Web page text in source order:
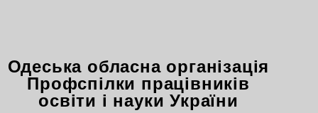
Одеська обласна організація
Профспілки працівників
освіти і науки України